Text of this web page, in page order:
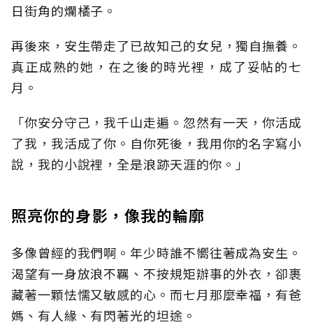
日街角的爛橘子。
再後來，安生帶走了已故知己的女兒，獨自撫養。
真正成熟的她，在之後的時光裡，成了妥帖的七
月。
「你安分守己，我千山走遍。忽然有一天，你活成
了我，我活成了你。自你死後，我用你的名字寫小
說，我的小說裡，全是浪跡天涯的你。」
照亮你的身影，像我的輪廓
多像曾經的我們啊。年少時誰不嚮往著成為安生。
渴望有一身放浪不羈、不按規矩辦事的外衣，卻裹
藏著一顆怯懦又敏感的心。而七月那麼幸福，有爸
媽、有人緣、有閃著光的坦途。